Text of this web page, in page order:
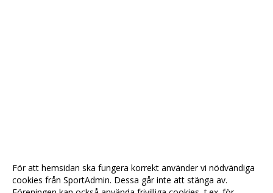
För att hemsidan ska fungera korrekt använder vi nödvändiga
cookies från SportAdmin. Dessa går inte att stänga av.